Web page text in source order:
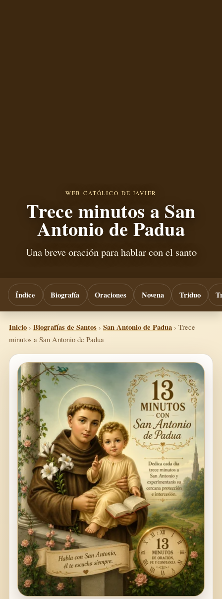
WEB CATÓLICO DE JAVIER
Trece minutos a San
Antonio de Padua
Una breve oración para hablar con el santo
Índice Biografía Oraciones Novena Triduo
Inicio › Biografías de Santos › San Antonio de Padua › Trece
minutos a San Antonio de Padua